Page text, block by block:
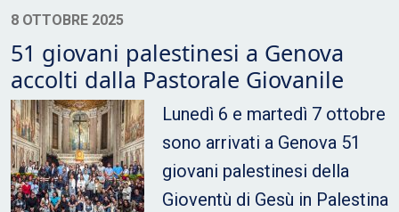
8 OTTOBRE 2025
51 giovani palestinesi a Genova
accolti dalla Pastorale Giovanile
Lunedì 6 e martedì 7 ottobre
sono arrivati a Genova 51
giovani palestinesi della
Gioventù di Gesù in Palestina